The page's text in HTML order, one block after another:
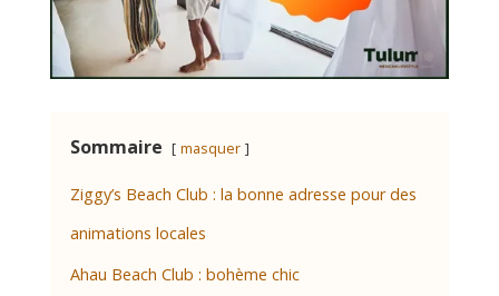
Sommaire masquer
Ziggy’s Beach Club : la bonne adresse pour des
animations locales
Ahau Beach Club : bohème chic